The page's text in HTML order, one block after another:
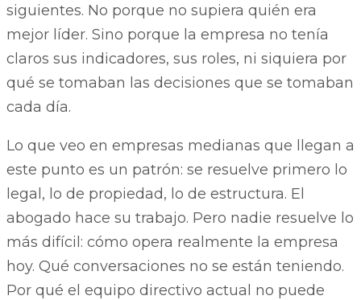
siguientes. No porque no supiera quién era
mejor líder. Sino porque la empresa no tenía
claros sus indicadores, sus roles, ni siquiera por
qué se tomaban las decisiones que se tomaban
cada día.
Lo que veo en empresas medianas que llegan a
este punto es un patrón: se resuelve primero lo
legal, lo de propiedad, lo de estructura. El
abogado hace su trabajo. Pero nadie resuelve lo
más difícil: cómo opera realmente la empresa
hoy. Qué conversaciones no se están teniendo.
Por qué el equipo directivo actual no puede